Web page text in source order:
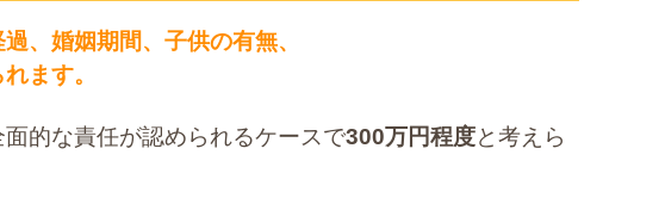
、婚姻期間、子供の有無、
ます。
的な責任が認められるケースで300万円程度と考えら